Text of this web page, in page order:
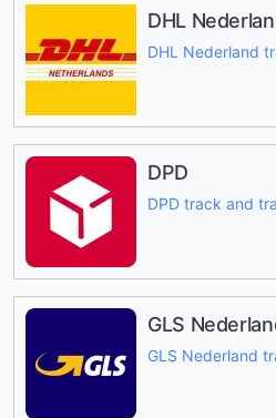
DHL
DHL Nederland
DPD
DPD track and
GLS
GLS Nederland